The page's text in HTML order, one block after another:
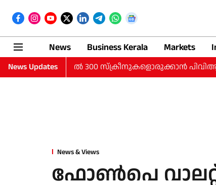
News Business Kerala Markets
News Updates 300 സ്‌ക്രീനുകളൊരുക്കാന്‍ പിവിആര്‍
News & Views
ഫോണ്‍പെ